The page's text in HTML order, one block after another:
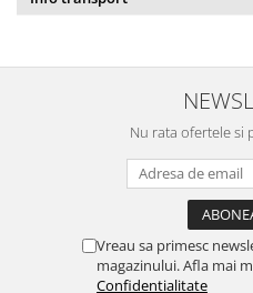
Nu rata ofertele si
Vreau sa primesc
magazinului. Afla mai
Confidentialitate